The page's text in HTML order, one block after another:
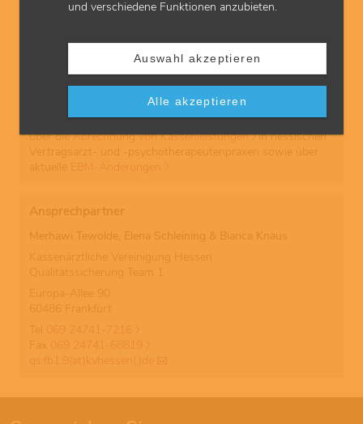
und verschiedene Funktionen anzubieten.
Auswahl akzeptieren
Alle akzeptieren
pdf | 204 KB
Schon gesehen? Die KVH informiert ihre Mitglieder auch
über dieAbrechnung von Kassenleistungen
in hessischen
Vertragsarzt- und -psychotherapeutenpraxen sowie über
aktuelle
EBM-Änderungen
Ansprechpartner
Merhawi Tewolde, Elena Schleining & Bianca Knaus
Kassenärztliche Vereinigung Hessen
Qualitätssicherung Team 1
Europa-Allee 90
60486 Frankfurt
Tel 069 24741-7216
Fax 069 24741-68819
qs.fb1.9(at)kvhessen(.)de